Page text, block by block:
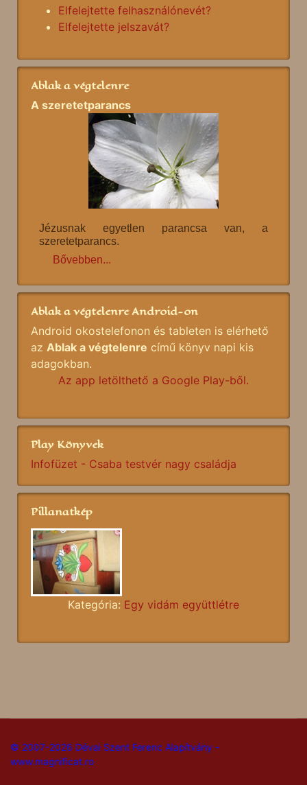
Elfelejtette felhasználónevét?
Elfelejtette jelszavát?
Ablak a végtelenre
A szeretetparancs
Jézusnak egyetlen parancsa van, a
szeretetparancs.
Bővebben...
Ablak a végtelenre Android-on
Android okostelefonon és tableten is elérhető
az Ablak a végtelenre című könyv napi kis
adagokban.
Az app letölthető a Google Play-ből.
Play Könyvek
Infofüzet - Csaba testvér nagy családja
Pillanatkép
Kategória: Egy vidám együttlétre
© 2007-2026 Dévai Szent Ferenc Alapítvány -
www.magnificat.ro